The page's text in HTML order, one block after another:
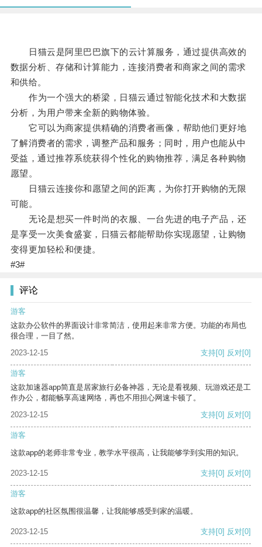
日猫云是阿里巴巴旗下的云计算服务，通过提供高效的
数据分析、存储和计算能力，连接消费者和商家之间的需求
和供给。
作为一个强大的桥梁，日猫云通过智能化技术和大数据
分析，为用户带来全新的购物体验。
它可以为商家提供精确的消费者画像，帮助他们更好地
了解消费者的需求，调整产品和服务；同时，用户也能从中
受益，通过推荐系统获得个性化的购物推荐，满足各种购物
愿望。
日猫云连接你和愿望之间的距离，为你打开购物的无限
可能。
无论是想买一件时尚的衣服、一台先进的电子产品，还
是享受一次美食盛宴，日猫云都能帮助你实现愿望，让购物
变得更加轻松和便捷。
#3#
评论
游客
这款办公软件的界面设计非常简洁，使用起来非常方便。功能的布局也
很合理，一目了然。
2023-12-15
支持[0] 反对[0]
游客
这款加速器app简直是居家旅行必备神器，无论是看视频、玩游戏还是工
作办公，都能畅享高速网络，再也不用担心网速卡顿了。
2023-12-15
支持[0] 反对[0]
游客
这款app的老师非常专业，教学水平很高，让我能够学到实用的知识。
2023-12-15 支持[0] 反对[0]
游客
这款app的社区氛围很温馨，让我能够感受到家的温暖。
2023-12-15 支持[0] 反对[0]